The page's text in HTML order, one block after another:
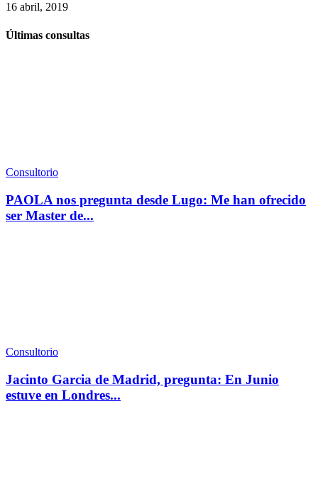
16 abril, 2019
Últimas consultas
Consultorio
PAOLA nos pregunta desde Lugo: Me han ofrecido
ser Master de...
Consultorio
Jacinto Garcia de Madrid, pregunta: En Junio
estuve en Londres...